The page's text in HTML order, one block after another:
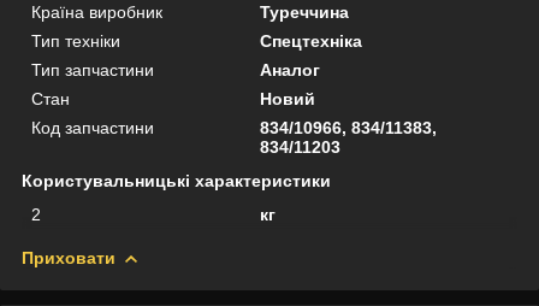
Країна виробник
Туреччина
Тип техніки
Спецтехніка
Тип запчастини
Аналог
Стан
Новий
Код запчастини
834/10966, 834/11383,
834/11203
Користувальницькі характеристики
2
кг
Приховати